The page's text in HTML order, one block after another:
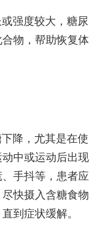
强度较大，糖尿
物，帮助恢复体
降，尤其是在使
中或运动后出现
手抖等，患者应
快摄入含糖食物
到症状缓解。